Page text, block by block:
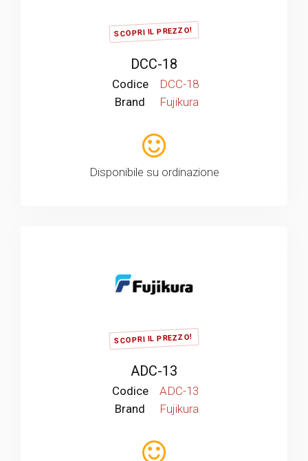
SCOPRI IL PREZZO!
DCC-18
Codice
DCC-18
Brand
Fujikura
Disponibile su ordinazione
SCOPRI IL PREZZO!
ADC-13
Codice
ADC-13
Brand
Fujikura